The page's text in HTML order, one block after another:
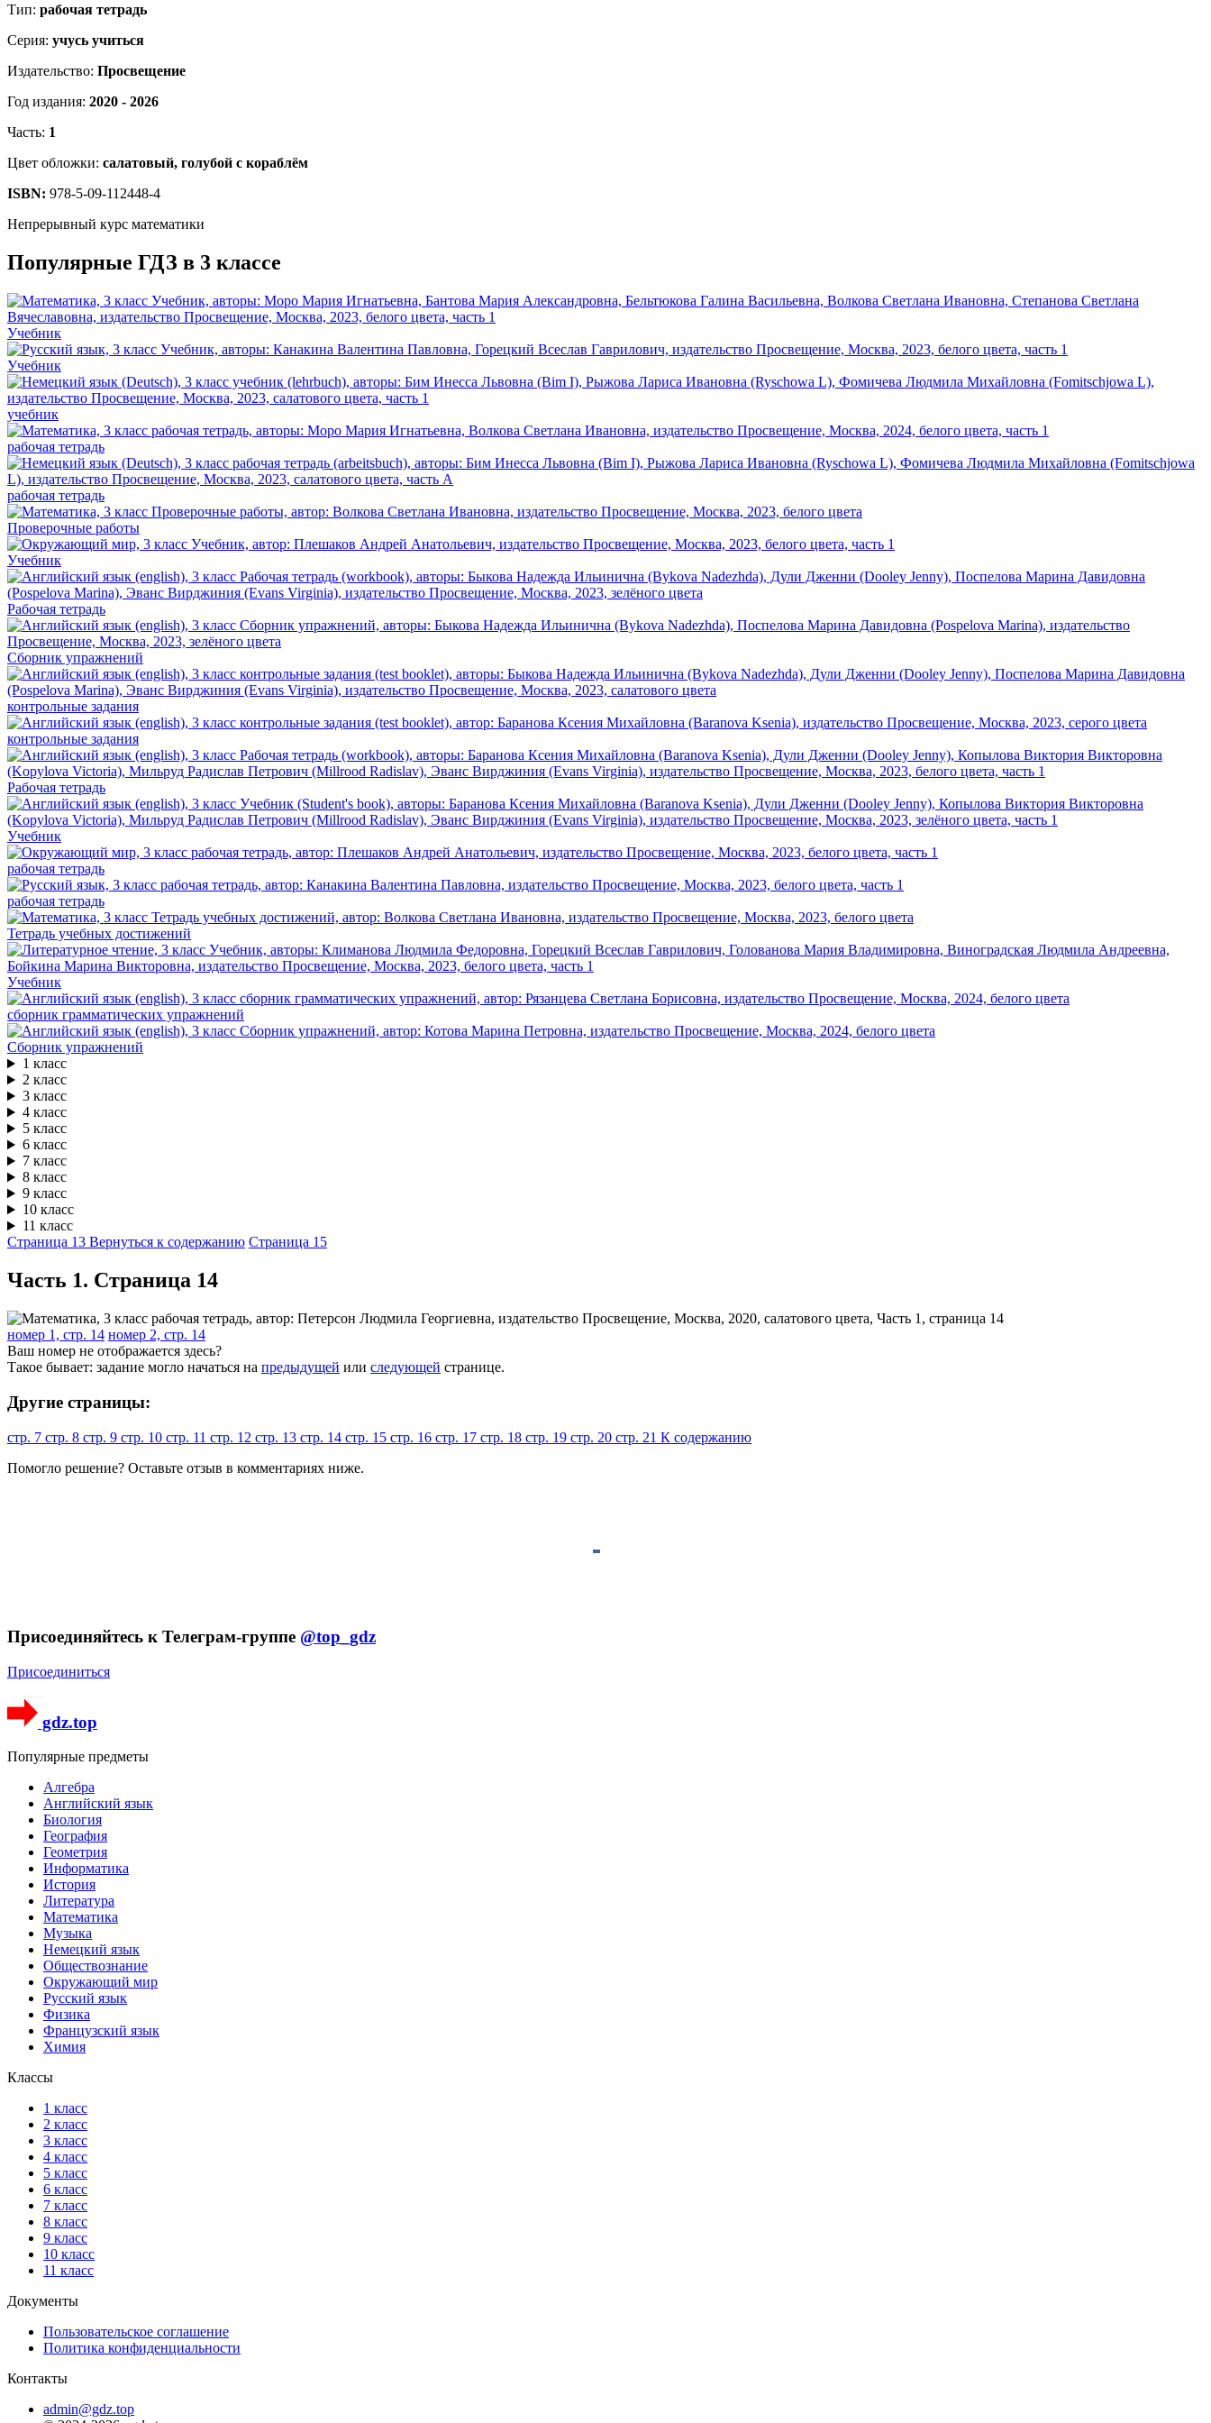
Тип: рабочая тетрадь
Серия: учусь учиться
Издательство: Просвещение
Год издания: 2020 - 2026
Часть: 1
Цвет обложки: салатовый, голубой с кораблём
ISBN: 978-5-09-112448-4
Непрерывный курс математики
Популярные ГДЗ в 3 классе
Учебник
Учебник
учебник
рабочая тетрадь
рабочая тетрадь
Проверочные работы
Учебник
Рабочая тетрадь
Сборник упражнений
контрольные задания
контрольные задания
Рабочая тетрадь
Учебник
рабочая тетрадь
рабочая тетрадь
Тетрадь учебных достижений
Учебник
сборник грамматических упражнений
Сборник упражнений
1 класс
2 класс
3 класс
4 класс
5 класс
6 класс
7 класс
8 класс
9 класс
10 класс
11 класс
Страница 13 Вернуться к содержанию Страница 15
Часть 1. Cтраница 14
номер 1, стр. 14 номер 2, стр. 14
Ваш номер не отображается здесь?
Такое бывает: задание могло начаться на предыдущей или следующей странице.
Другие страницы:
стр. 7 стр. 8 стр. 9 стр. 10 стр. 11 стр. 12 стр. 13 стр. 14 стр. 15 стр. 16 стр. 17 стр. 18 стр. 19 стр. 20 стр. 21 К содержанию
Помогло решение? Оставьте отзыв в комментариях ниже.
Присоединяйтесь к Телеграм-группе @top_gdz
Присоединиться
gdz.top
Популярные предметы
Алгебра
Английский язык
Биология
География
Геометрия
Информатика
История
Литература
Математика
Музыка
Немецкий язык
Обществознание
Окружающий мир
Русский язык
Физика
Французский язык
Химия
Классы
1 класс
2 класс
3 класс
4 класс
5 класс
6 класс
7 класс
8 класс
9 класс
10 класс
11 класс
Документы
Пользовательское соглашение
Политика конфиденциальности
Контакты
admin@gdz.top